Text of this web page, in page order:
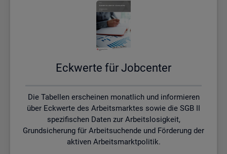
Eck­wer­te für Job­cen­ter
Die Tabellen erscheinen monatlich und informieren
über Eckwerte des Arbeitsmarktes sowie die SGB II
spezifischen Daten zur Arbeitslosigkeit,
Grundsicherung für Arbeitsuchende und Förderung der
aktiven Arbeitsmarktpolitik.